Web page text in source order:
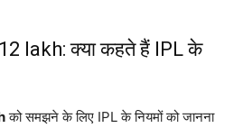
lakh: क्या कहते हैं IPL के
को समझने के लिए IPL के नियमों को जानना